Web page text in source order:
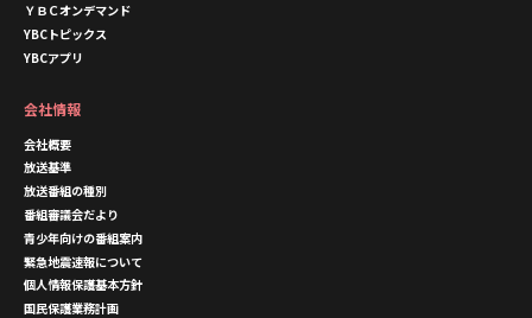
ＹＢＣオンデマンド
YBCトピックス
YBCアプリ
会社情報
会社概要
放送基準
放送番組の種別
番組審議会だより
青少年向けの番組案内
緊急地震速報について
個人情報保護基本方針
国民保護業務計画